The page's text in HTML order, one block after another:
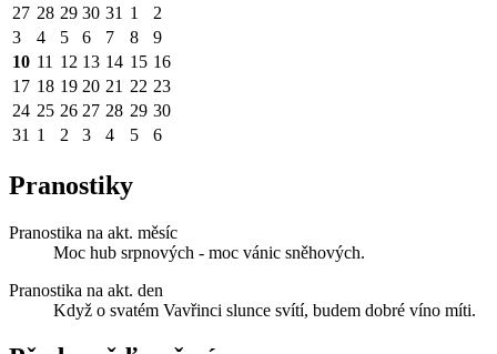
27 28 29 30 31 1
2
3
4 5 6 7 8
9
10 11 12 13 14 15 16
17 18 19 20 21 22 23
24 25 26 27 28 29 30
31 1 2 3 4 5 6
Pranostiky
Pranostika na akt. měsíc
Moc hub srpnových - moc vánic sněhových.
Pranostika na akt. den
Když o svatém Vavřinci slunce svítí, budem dobré víno míti.